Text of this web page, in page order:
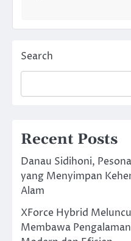
Search
Recent Posts
Danau Sidihoni,
yang Menyimpan
Alam
XForce Hybrid
Membawa